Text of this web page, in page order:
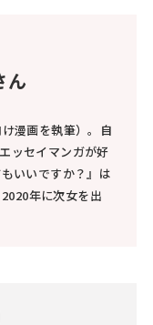
ん
漫画を執筆）。自
ッセイマンガが好
いいですか？』は
年に次女を出